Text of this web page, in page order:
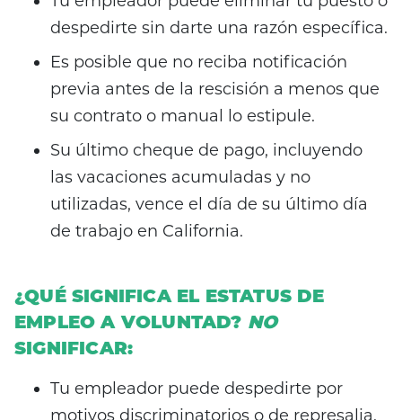
despedirte sin darte una razón específica.
Es posible que no reciba notificación
previa antes de la rescisión a menos que
su contrato o manual lo estipule.
Su último cheque de pago, incluyendo
las vacaciones acumuladas y no
utilizadas, vence el día de su último día
de trabajo en California.
¿QUÉ SIGNIFICA EL ESTATUS DE
EMPLEO A VOLUNTAD? NO
SIGNIFICAR:
Tu empleador puede despedirte por
motivos discriminatorios o de represalia.